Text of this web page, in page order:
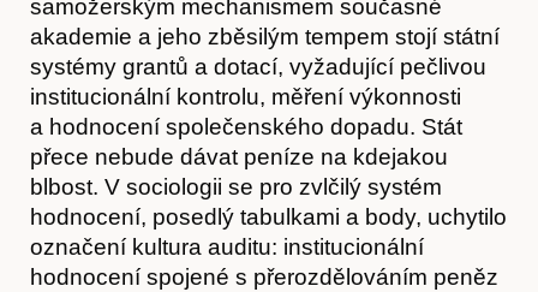
samožerským mechanismem současné
akademie a jeho zběsilým tempem stojí státní
systémy grantů a dotací, vyžadující pečlivou
institucionální kontrolu, měření výkonnosti
a hodnocení společenského dopadu. Stát
přece nebude dávat peníze na kdejakou
blbost. V sociologii se pro zvlčilý systém
hodnocení, posedlý tabulkami a body, uchytilo
označení kultura auditu: institucionální
hodnocení spojené s přerozdělováním peněz